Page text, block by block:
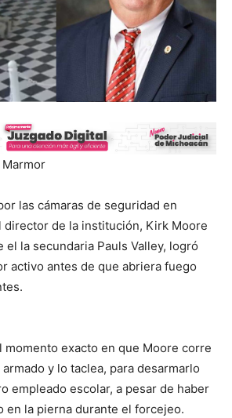
las cámaras de seguridad en
director de la institución, Kirk Moore
el la secundaria Pauls Valley, logró
activo antes de que abriera fuego
momento exacto en que Moore corre
y lo taclea, para desarmarlo
empleado escolar, a pesar de haber
en la pierna durante el forcejeo.